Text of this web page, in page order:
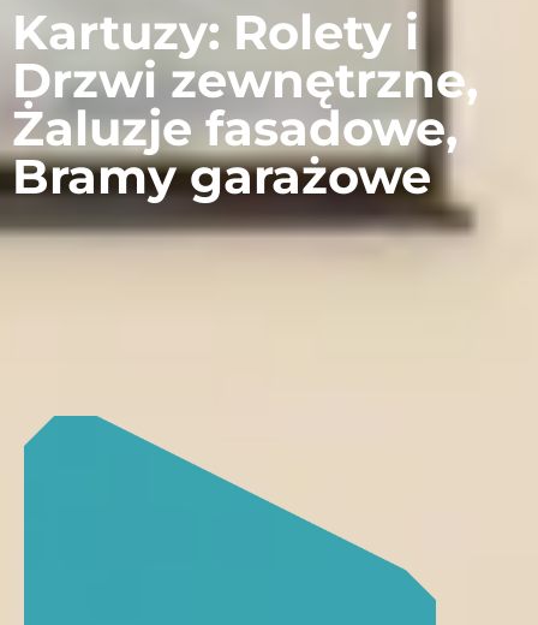
Kartuzy: Rolety i
Drzwi zewnętrzne,
Żaluzje fasadowe,
Bramy garażowe